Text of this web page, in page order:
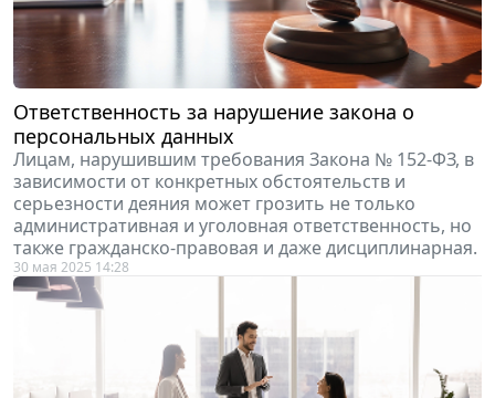
Ответственность за нарушение закона о
персональных данных
Лицам, нарушившим требования Закона № 152-ФЗ, в
зависимости от конкретных обстоятельств и
серьезности деяния может грозить не только
административная и уголовная ответственность, но
также гражданско-правовая и даже дисциплинарная.
30 мая 2025 14:28